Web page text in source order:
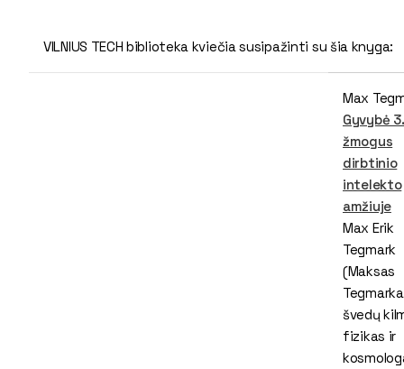
VILNIUS TECH biblioteka kviečia susipažinti su šia knyga:
Max
Gyvybė
žmogus
dirbtinio
intelekto
amžiuje
Max Erik
Tegmark
(Maksas
švedų
fizikas ir